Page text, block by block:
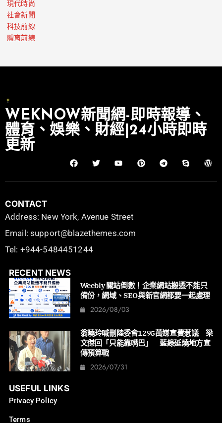
現代時尚
社會新聞
科技前線
體育前線
WEKNOW新聞網-即時報導、
體育、娛樂、財經|24小時即時
更新
CONTACT
Address: New York, Avenue Street
Email: support@blazethemes.com
Tel: +944-5484451244
RECENT NEWS
Weebly 關站倒數！企業網站搬遷不能只
備份，網域、SEO與新官網都要一起處理
2026/08/03
翁曉玲喊刪陸委會1295萬媒宣費惹議 梁
文傑回「只能靠嘴巴」 藍綠延燒地方宣
傳預算戰
2026/07/31
USEFUL LINKS
Privacy Policy
Terms